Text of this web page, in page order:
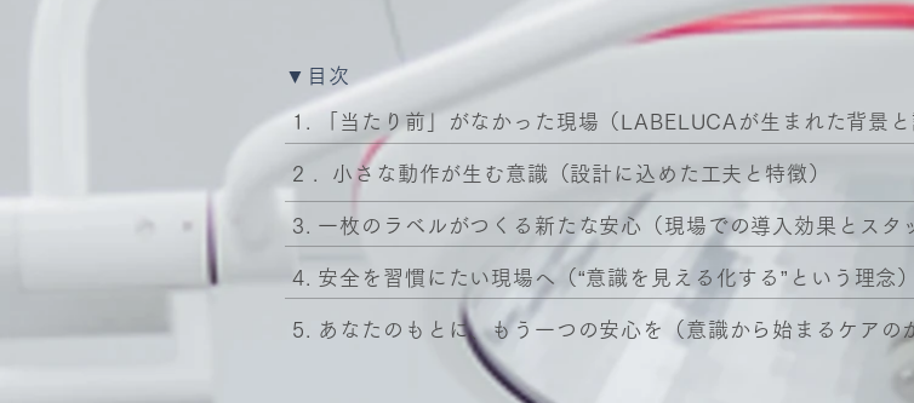
▼目次
1. 「当たり前」がなかった現場（LABELUCAが生まれた背景と
​ 2 小さな動作が生む意識​（設計に込めた工夫と特徴）
3. 一枚のラベルがつくる新たな安心（現場での導入効果とスタ
4. 安全を習慣にたい現場へ（“意識を見える化する”という理念）
5. あなたのもとに、もう一つの安心を（意識から始まるケアの